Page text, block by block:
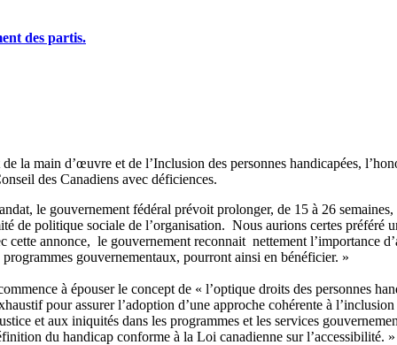
des partis.
la main d’œuvre et de l’Inclusion des personnes handicapées,
des Canadiens avec déficiences.
le gouvernement fédéral prévoit prolonger, de 15 à 26
de politique sociale de l’organisation. Nous aurions certes préféré
cette annonce, le gouvernement reconnait nettement l’importance
gouvernementaux, pourront ainsi en bénéficier. »
à épouser le concept de « l’optique droits des personnes
pour assurer l’adoption d’une approche cohérente à
et aux iniquités dans les programmes et les services
du handicap conforme à la Loi canadienne sur l’accessibilité.